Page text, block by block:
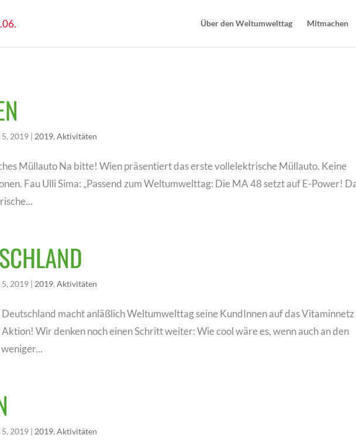
Über den Weltumwelttag Mitmachen
5, 2019 | 2019,Aktivitäten
Müllauto Na bitte! Wien präsentiert das erste vollelektrische Müllauto. Keine
Fau Ulli Sima: „Passend zum Weltumwelttag: Die MA 48 setzt auf E-Power!
5, 2019 | 2019,Aktivitäten
macht anläßlich Weltumwelttag seine KundInnen auf das Vitaminnetz
Wir denken noch einen Schritt weiter: Wie cool wäre es, wenn auch an den
5, 2019 | 2019,Aktivitäten